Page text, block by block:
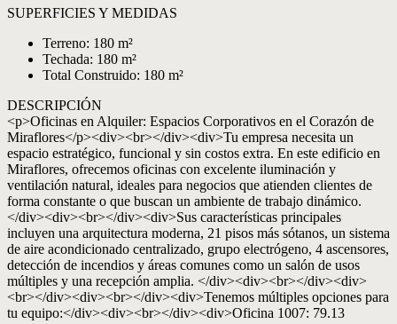
SUPERFICIES Y MEDIDAS
Terreno: 180 m²
Techada: 180 m²
Total Construido: 180 m²
DESCRIPCIÓN
<p>Oficinas en Alquiler: Espacios Corporativos en el Corazón de
Miraflores</p><div><br></div><div>Tu empresa necesita un
espacio estratégico, funcional y sin costos extra. En este edificio en
Miraflores, ofrecemos oficinas con excelente iluminación y
ventilación natural, ideales para negocios que atienden clientes de
forma constante o que buscan un ambiente de trabajo dinámico.
</div><div><br></div><div>Sus características principales
incluyen una arquitectura moderna, 21 pisos más sótanos, un sistema
de aire acondicionado centralizado, grupo electrógeno, 4 ascensores,
detección de incendios y áreas comunes como un salón de usos
múltiples y una recepción amplia. </div><div><br></div><div>
<br></div><div><br></div><div>Tenemos múltiples opciones para
tu equipo:</div><div><br></div><div>Oficina 1007: 79.13